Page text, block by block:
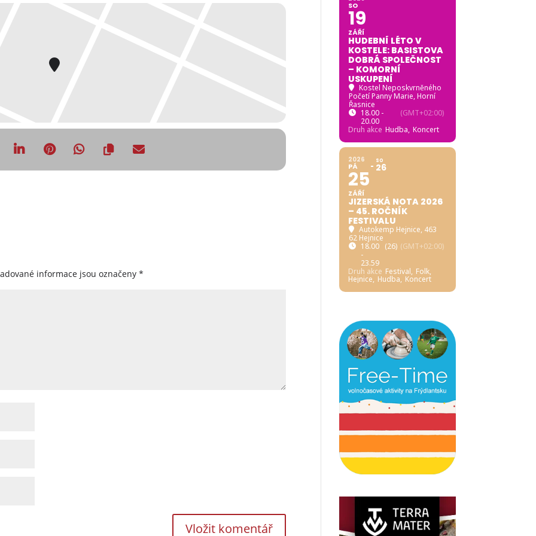
informace jsou označeny*
SO
19
ZÁŘÍ
HUDEBNÍ LÉTO V
KOSTELE: BASISTOVA
DOBRÁ SPOLEČNOST
– KOMORNÍ
USKUPENÍ
Kostel Neposkvrněného
Početí Panny Marie, Horní
Řasnice
18.00 -
20.00
(GMT+02:00)
Druh akce Hudba, Koncert
2026
PÁ
25
ZÁŘÍ
SO
26
JIZERSKÁ NOTA 2026
– 45. ROČNÍK
FESTIVALU
Autokemp Hejnice, 463
62 Hejnice
18.00
-
23.59
(26) (GMT+02:00)
Druh akce Festival, Folk,
Hejnice, Hudba, Koncert